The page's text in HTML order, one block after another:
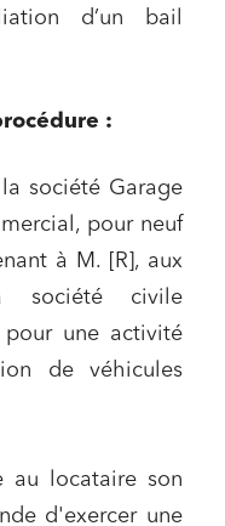
d’un bail
:
société Garage
pour neuf
à M. [R], aux
société civile
pour une activité
de véhicules
au locataire son
d'exercer une